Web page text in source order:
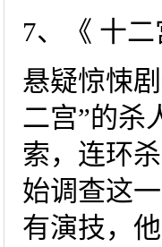
7、《 十二
悬疑惊悚
二宫”的杀
索，连环
始调查这
有演技，